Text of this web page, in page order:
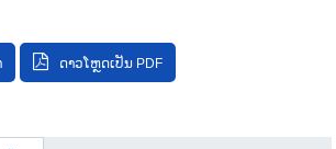
ດາວໂຫຼດເປັນ PDF